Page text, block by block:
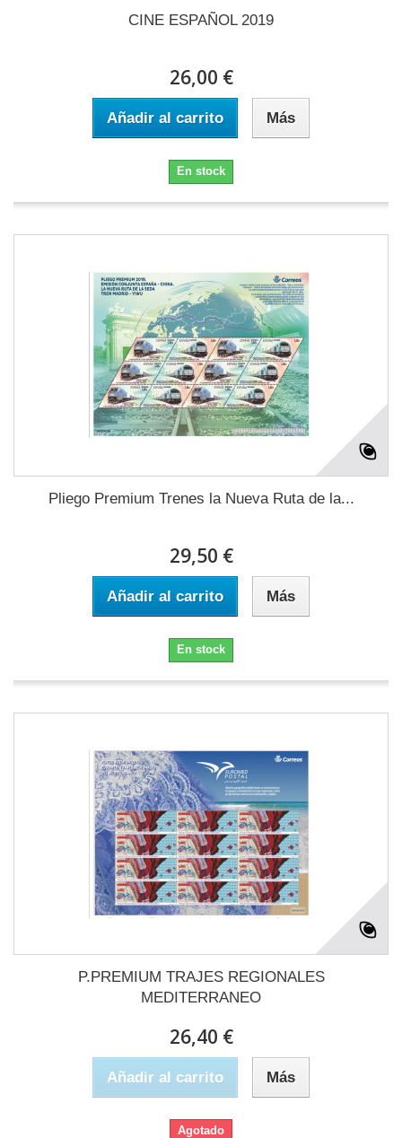
CINE ESPAÑOL 2019
26,00 €
Añadir al carrito Más
En stock
Pliego Premium Trenes la Nueva Ruta de la...
29,50 €
Añadir al carrito Más
En stock
P.PREMIUM TRAJES REGIONALES
MEDITERRANEO
26,40 €
Añadir al carrito Más
Agotado